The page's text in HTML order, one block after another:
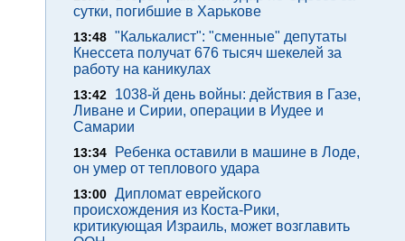
сутки, погибшие в Харькове
13:48 "Калькалист": "сменные" депутаты
Кнессета получат 676 тысяч шекелей за
работу на каникулах
13:42
1038-й день войны: действия в Газе,
Ливане и Сирии, операции в Иудее и
Самарии
13:34
Ребенка оставили в машине в Лоде,
он умер от теплового удара
13:00 Дипломат еврейского
происхождения из Коста-Рики,
критикующая Израиль, может возглавить